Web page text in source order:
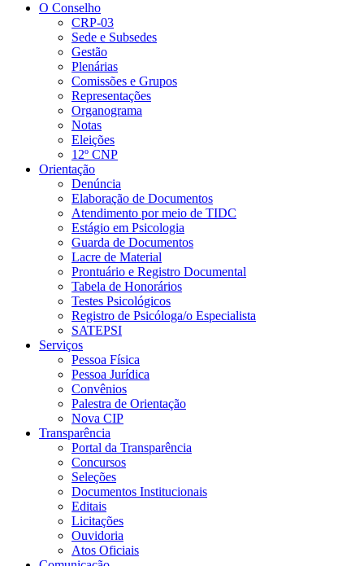
O Conselho
CRP-03
Sede e Subsedes
Gestão
Plenárias
Comissões e Grupos
Representações
Organograma
Notas
Eleições
12º CNP
Orientação
Denúncia
Elaboração de Documentos
Atendimento por meio de TIDC
Estágio em Psicologia
Guarda de Documentos
Lacre de Material
Prontuário e Registro Documental
Tabela de Honorários
Testes Psicológicos
Registro de Psicóloga/o Especialista
SATEPSI
Serviços
Pessoa Física
Pessoa Jurídica
Convênios
Palestra de Orientação
Nova CIP
Transparência
Portal da Transparência
Concursos
Seleções
Documentos Institucionais
Editais
Licitações
Ouvidoria
Atos Oficiais